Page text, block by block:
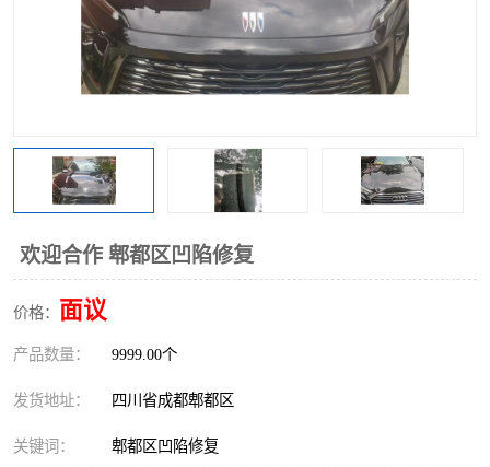
欢迎合作 郫都区凹陷修复
价格： 面议
产品数量： 9999.00个
发货地址： 四川省成都郫都区
关键词： 郫都区凹陷修复